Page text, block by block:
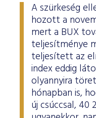
A szürkeség
hozott a
mert a BUX
teljesítménye
teljesített az
index eddig
olyannyira
hónapban is,
új csúccsal,